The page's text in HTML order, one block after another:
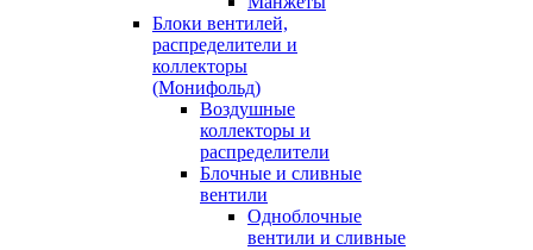
Блоки вентилей,
распределители и
коллекторы
(Монифольд)
Воздушные
коллекторы и
распределители
Блочные и сливные
вентили
Одноблочные
вентили и сливные